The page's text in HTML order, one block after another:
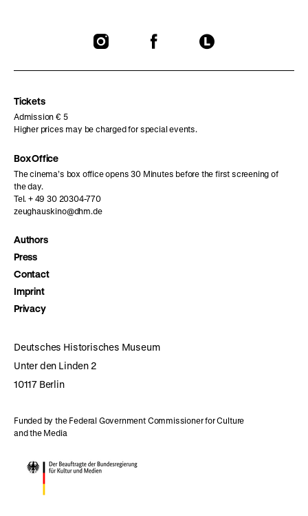
To
To
To
Tickets
Admission € 5
Higher prices may be charged for special events.
Box Office
The cinema’s box office opens 30 Minutes before the first screening of
the day.
Tel. + 49 30 20304-770
zeughauskino@dhm.de
Authors
Press
Contact
Imprint
Privacy
Deutsches Historisches Museum
Unter den Linden 2
10117 Berlin
Funded by the Federal Government Commissioner for Culture
and the Media